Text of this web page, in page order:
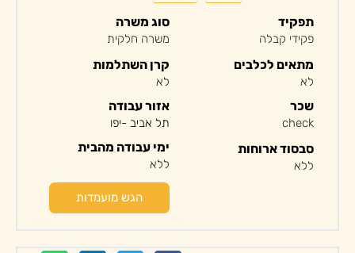
תפקיד
פקידי קבלה
מתאים לכלבים
לא
סוג משרה
משרה חלקית
קרן השתלמות
לא
שכר
check
סבסוד ארוחות
ללא
אזור עבודה
תל אביב -יפו
ימי עבודה מהבית
ללא
הגש מועמדות